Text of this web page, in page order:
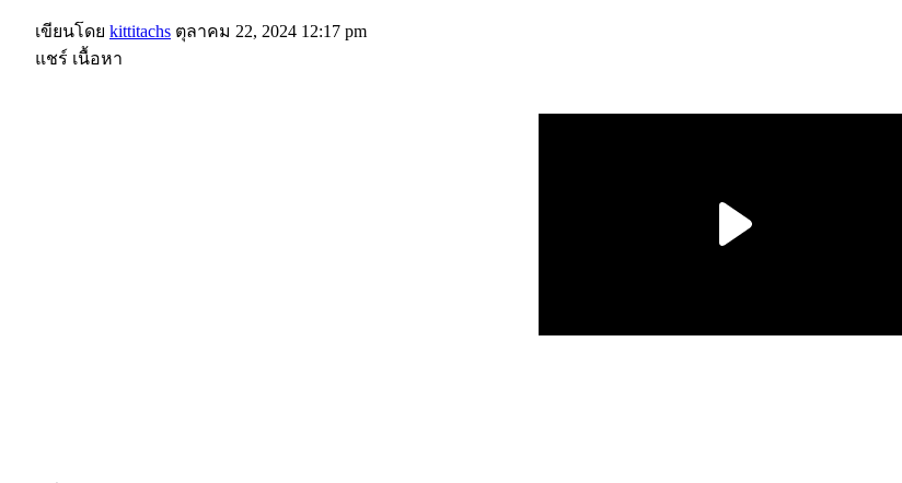
เขียนโดย kittitachs ตุลาคม 22, 2024 12:17 pm
แชร์ เนื้อหา